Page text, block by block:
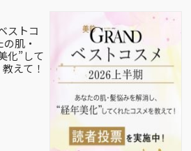
ストコ
肌・
化”して
えて！